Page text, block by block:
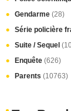
Gendarme (28)
Série policière
Suite / Sequel
Enquête (626)
Parents (10763)